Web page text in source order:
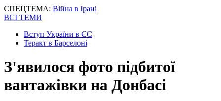
СПЕЦТЕМА: Війна в Ірані
ВСІ ТЕМИ
Вступ України в ЄС
Теракт в Барселоні
З'явилося фото підбитої
вантажівки на Донбасі